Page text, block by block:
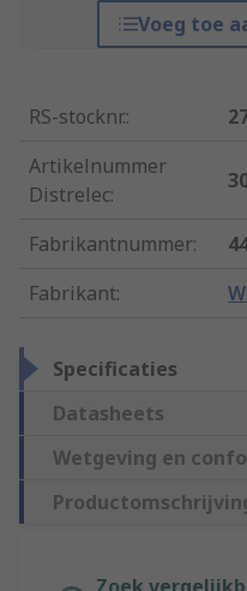
Voeg toe
RS-stocknr.:
Artikelnummer
Distrelec:
Fabrikantnummer:
Fabrikant:
Specificaties
Datasheets
Wetgeving en